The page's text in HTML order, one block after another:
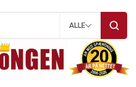
ALLE